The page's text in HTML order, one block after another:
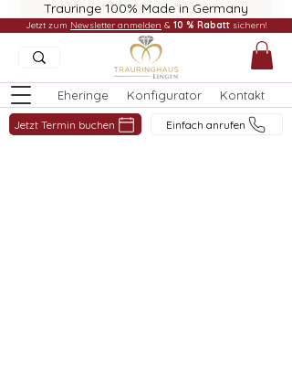
Trauringe 100% Made in Germany
Eheringe Konfigurator Kontakt
Jetzt Termin buchen Einfach anrufen
Jetzt zum Newsletter anmelden & 10 % Rabatt sichern!